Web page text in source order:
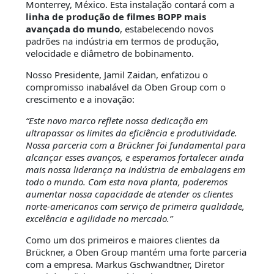
Monterrey, México. Esta instalação contará com a
linha de produção de filmes BOPP mais
avançada do mundo, estabelecendo novos
padrões na indústria em termos de produção,
velocidade e diâmetro de bobinamento.
Nosso Presidente, Jamil Zaidan, enfatizou o
compromisso inabalável da Oben Group com o
crescimento e a inovação:
“Este novo marco reflete nossa dedicação em
ultrapassar os limites da eficiência e produtividade.
Nossa parceria com a Brückner foi fundamental para
alcançar esses avanços, e esperamos fortalecer ainda
mais nossa liderança na indústria de embalagens em
todo o mundo. Com esta nova planta, poderemos
aumentar nossa capacidade de atender os clientes
norte-americanos com serviço de primeira qualidade,
excelência e agilidade no mercado.”
Como um dos primeiros e maiores clientes da
Brückner, a Oben Group mantém uma forte parceria
com a empresa. Markus Gschwandtner, Diretor